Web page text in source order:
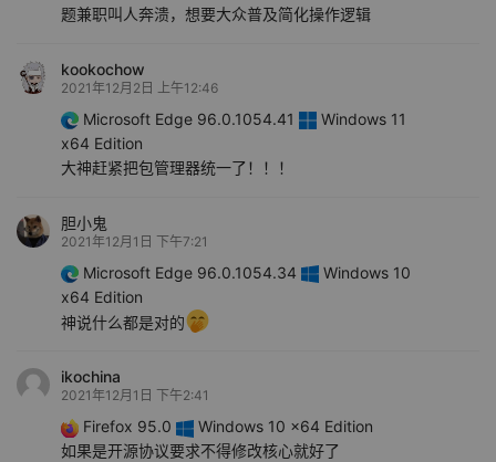
题兼职叫人奔溃，想要大众普及简化操作逻辑
kookochow
2021年12月2日 上午12:46
Microsoft Edge 96.0.1054.41
Windows 11
x64 Edition
大神赶紧把包管理器统一了！！！
胆小鬼
2021年12月1日 下午7:21
Microsoft Edge 96.0.1054.34
Windows 10
x64 Edition
神说什么都是对的
ikochina
2021年12月1日 下午2:41
Firefox 95.0
Windows 10 x64 Edition
如果是开源协议要求不得修改核心就好了